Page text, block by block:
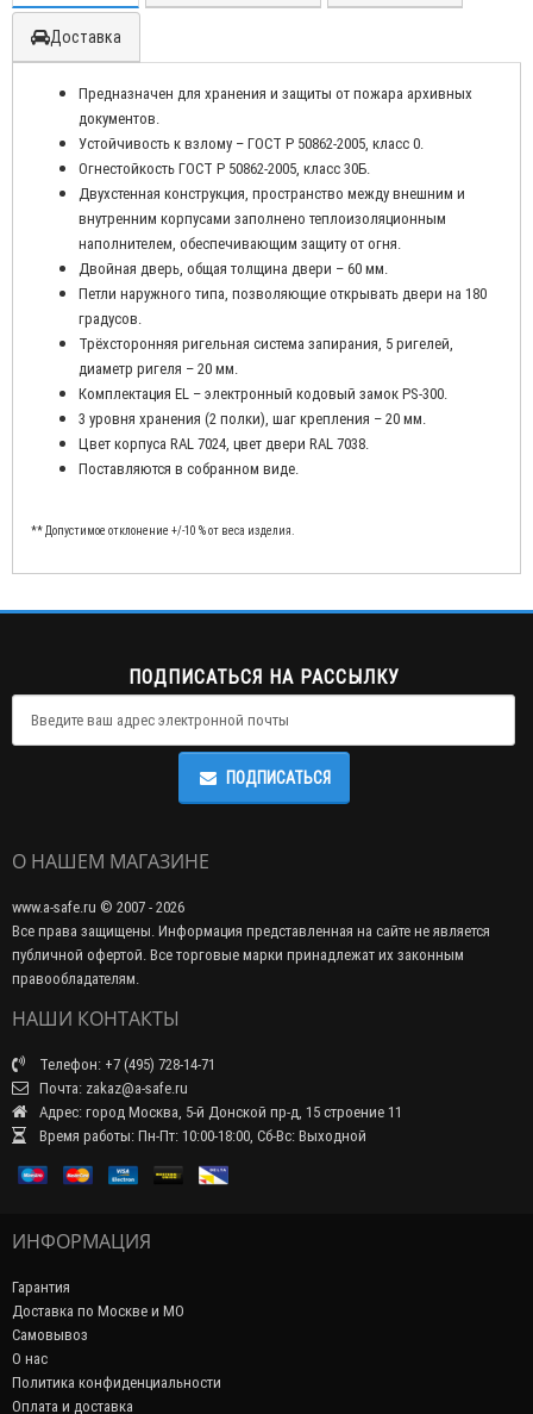
Доставка
Предназначен для хранения и защиты от пожара архивных
документов.
Устойчивость к взлому – ГОСТ Р 50862-2005, класс 0.
Огнестойкость ГОСТ Р 50862-2005, класс 30Б.
Двухстенная конструкция, пространство между внешним и
внутренним корпусами заполнено теплоизоляционным
наполнителем, обеспечивающим защиту от огня.
Двойная дверь, общая толщина двери – 60 мм.
Петли наружного типа, позволяющие открывать двери на 180
градусов.
Трёхсторонняя ригельная система запирания, 5 ригелей,
диаметр ригеля – 20 мм.
Комплектация EL – электронный кодовый замок PS-300.
3 уровня хранения (2 полки), шаг крепления – 20 мм.
Цвет корпуса RAL 7024, цвет двери RAL 7038.
Поставляются в собранном виде.
** Допустимое отклонение +/-10 % от веса изделия.
ПОДПИСАТЬСЯ НА РАССЫЛКУ
ПОДПИСАТЬСЯ
О НАШЕМ МАГАЗИНЕ
www.a-safe.ru © 2007 - 2026
Все права защищены. Информация представленная на сайте не является
публичной офертой. Все торговые марки принадлежат их законным
правообладателям.
НАШИ КОНТАКТЫ
Телефон: +7 (495) 728-14-71
Почта: zakaz@a-safe.ru
Адрес: город Москва, 5-й Донской пр-д, 15 строение 11
Время работы: Пн-Пт: 10:00-18:00, Сб-Вс: Выходной
ИНФОРМАЦИЯ
Гарантия
Доставка по Москве и МО
Самовывоз
О нас
Политика конфиденциальности
Оплата и доставка